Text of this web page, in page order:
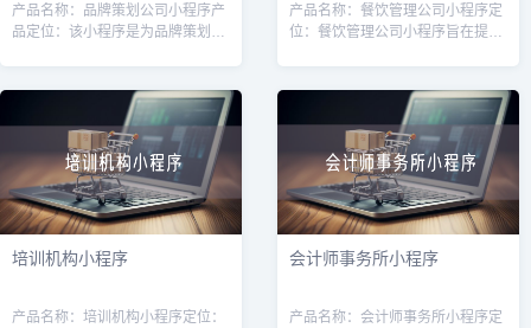
产品名称：品牌策划公司小程序产
品定位：该小程序是为品牌策划公
务，并与客户保持有效的沟通和合
产品名称：餐饮管理公司小程序定
位：餐饮管理公司小程序旨在提供
铺。通过该小程序，管理公司可以
培训机构小程序
产品名称：培训机构小程序定位：
会计师事务所小程序
产品名称：会计师事务所小程序定